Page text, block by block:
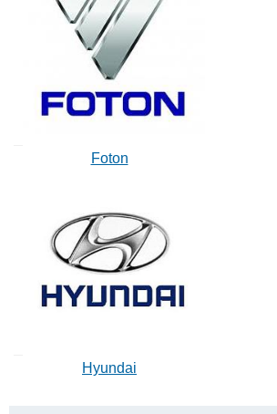
Foton
Hyundai